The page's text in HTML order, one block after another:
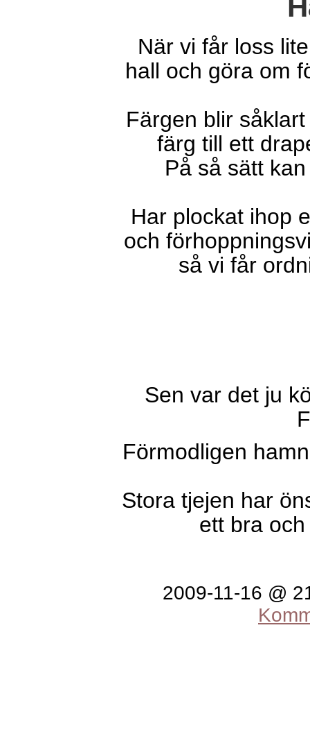
När vi får loss
hall och göra om
Färgen blir
färg till ett
På så sätt
Har plockat ihop
och
så vi får
Sen var det ju
Förmodligen
Stora tjejen har
ett bra
2009-11-16 @